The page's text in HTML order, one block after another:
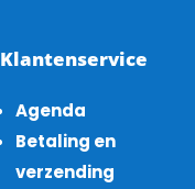
Klantenservice
Agenda
Betaling en
verzending